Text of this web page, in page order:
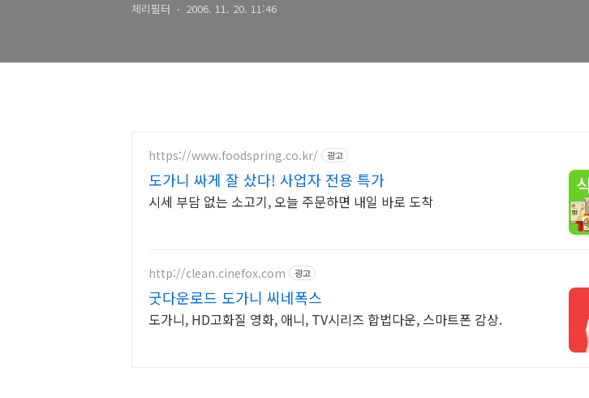
체리필터 2006. 11. 20. 11:46
https://www.foodspring.co.kr/ 광고
도가니 싸게 잘 샀다! 사업자 전용 특가
시세 부담 없는 소고기, 오늘 주문하면 내일 바로 도착
http://clean.cinefox.com 광고
굿다운로드 도가니 씨네폭스
도가니, HD고화질 영화, 애니, TV시리즈 합법다운, 스마트폰 감상.